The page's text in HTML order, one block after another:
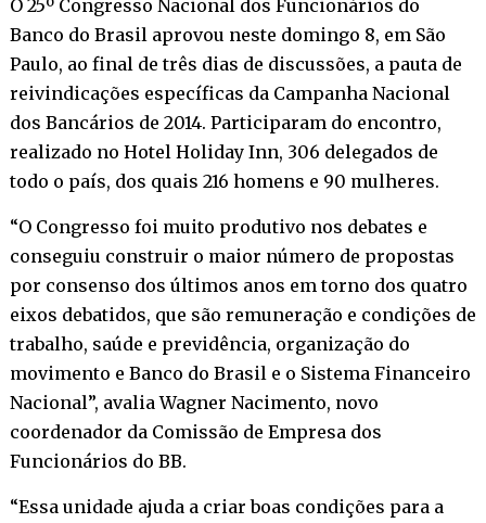
O 25º Congresso Nacional dos Funcionários do
Banco do Brasil aprovou neste domingo 8, em São
Paulo, ao final de três dias de discussões, a pauta de
reivindicações específicas da Campanha Nacional
dos Bancários de 2014. Participaram do encontro,
realizado no Hotel Holiday Inn, 306 delegados de
todo o país, dos quais 216 homens e 90 mulheres.
“O Congresso foi muito produtivo nos debates e
conseguiu construir o maior número de propostas
por consenso dos últimos anos em torno dos quatro
eixos debatidos, que são remuneração e condições de
trabalho, saúde e previdência, organização do
movimento e Banco do Brasil e o Sistema Financeiro
Nacional”, avalia Wagner Nacimento, novo
coordenador da Comissão de Empresa dos
Funcionários do BB.
“Essa unidade ajuda a criar boas condições para a